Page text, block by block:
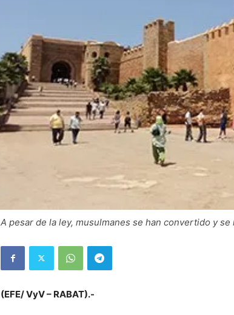
A pesar de la ley, musulmanes se han convertido y
(EFE/ VyV – RABAT).-